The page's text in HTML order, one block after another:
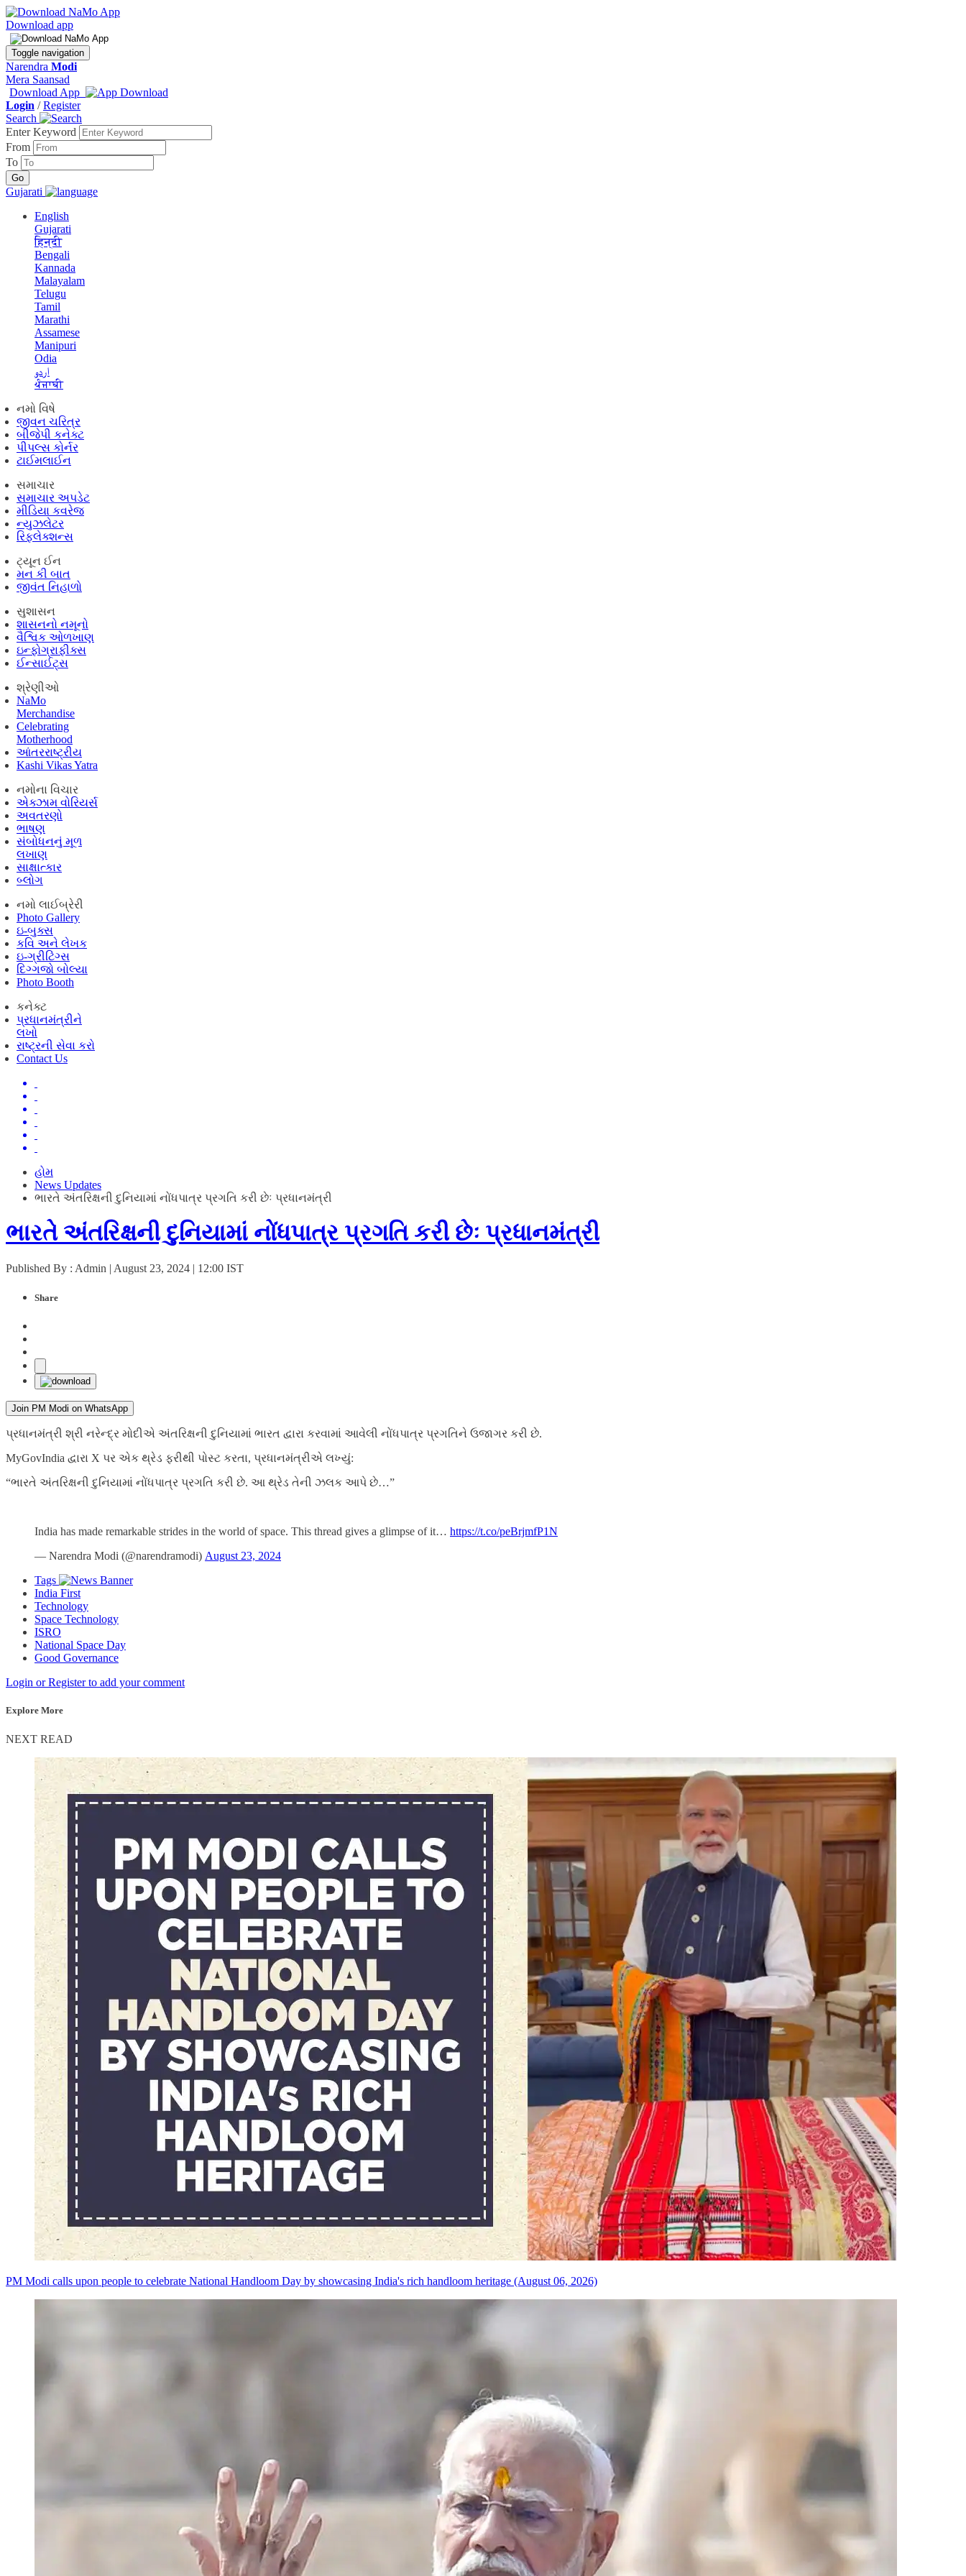
Download app
Toggle navigation
Narendra Modi
Mera Saansad
Download App
Login /Register
Search
Enter Keyword
From
To
Gujarati
English
Gujarati
हिन्दी
Bengali
Kannada
Malayalam
Telugu
Tamil
Marathi
Assamese
Manipuri
Odia
اردو
ਪੰਜਾਬੀ
નમો વિષે
જીવન ચરિત્ર
બીજેપી કનેક્ટ
પીપલ્સ કોર્નર
ટાઈમલાઈન
સમાચાર
સમાચાર અપડેટ
મીડિયા કવરેજ
ન્યુઝલેટર
રિફ્લેક્શન્સ
ટ્યૂન ઈન
મન કી બાત
જીવંત નિહાળો
સુશાસન
શાસનનો નમૂનો
વૈશ્વિક ઓળખાણ
ઇન્ફોગ્રાફીક્સ
ઈન્સાઈટ્સ
શ્રેણીઓ
NaMo
Merchandise
Celebrating
Motherhood
આંતરરાષ્ટ્રીય
Kashi Vikas Yatra
નમોના વિચાર
એક્ઝામ વોરિયર્સ
અવતરણો
ભાષણ
સંબોધનનું મૂળ
લખાણ
સાક્ષાત્કાર
બ્લોગ
નમો લાઈબ્રેરી
Photo Gallery
ઇ-બુક્સ
કવિ અને લેખક
ઇ-ગ્રીટિંગ્સ
દિગ્ગજો બોલ્યા
Photo Booth
કનેક્ટ
પ્રધાનમંત્રીને
લખો
રાષ્ટ્રની સેવા કરો
Contact Us
હોમ
News Updates
ભારતે અંતરિક્ષની દુનિયામાં નોંધપાત્ર પ્રગતિ કરી છેઃ પ્રધાનમંત્રી
ભારતે અંતરિક્ષની દુનિયામાં નોંધપાત્ર પ્રગતિ કરી છેઃ પ્રધાનમંત્રી
Published By : Admin | August 23, 2024 | 12:00 IST
Share
Join PM Modi on WhatsApp
પ્રધાનમંત્રી શ્રી નરેન્દ્ર મોદીએ અંતરિક્ષની દુનિયામાં ભારત દ્વારા કરવામાં આવેલી નોંધપાત્ર પ્રગતિને ઉજાગર કરી છે.
MyGovIndia દ્વારા X પર એક થ્રેડ ફરીથી પોસ્ટ કરતા, પ્રધાનમંત્રીએ લખ્યું:
“ભારતે અંતરિક્ષની દુનિયામાં નોંધપાત્ર પ્રગતિ કરી છે. આ થ્રેડ તેની ઝલક આપે છે…”
India has made remarkable strides in the world of space. This thread gives a glimpse of it… https://t.co/peBrjmfP1N
— Narendra Modi (@narendramodi) August 23, 2024
Tags
India First
Technology
Space Technology
ISRO
National Space Day
Good Governance
Login or Register to add your comment
Explore More
NEXT READ
PM Modi calls upon people to celebrate National Handloom Day by showcasing India's rich handloom heritage (August 06, 2026)